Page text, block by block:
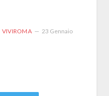
VIVIROMA 23 Gennaio